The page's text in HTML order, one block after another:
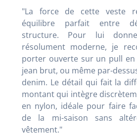
"La force de cette veste
équilibre parfait entre
structure. Pour lui
résolument moderne, je
porter ouverte sur un pull
jean brut, ou même par-
denim. Le détail qui fait la
montant qui intègre
en nylon, idéale pour faire
de la mi-saison sans
vêtement."